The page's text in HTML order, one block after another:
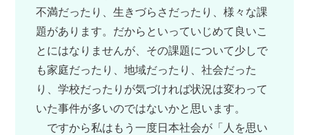
不満だったり、生きづらさだったり、様々な課
題があります。だからといっていじめて良いこ
とにはなりませんが、その課題について少しで
も家庭だったり、地域だったり、社会だった
り、学校だったりが気づければ状況は変わって
いた事件が多いのではないかと思います。
ですから私はもう一度日本社会が「人を思い